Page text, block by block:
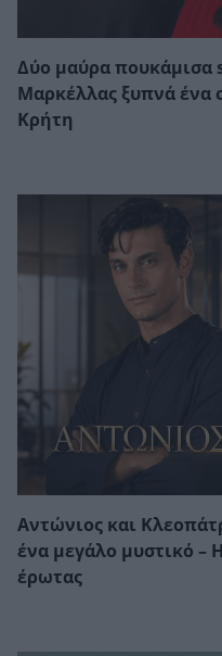
Δύο μαύρα πουκάμισα
Μαρκέλλας ξυπνά ένα
Κρήτη
Αντώνιος και
ένα μεγάλο μυστικό –
έρωτας